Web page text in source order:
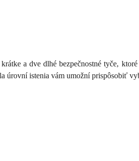
a dve dlhé bezpečnostné tyče,
úrovní istenia vám umožní prispôsobiť